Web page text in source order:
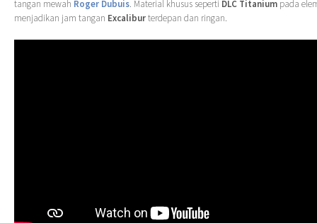
tangan mewah Roger Dubuis. Material khusus seperti DLC Titanium pada
menjadikan jam tangan Excaliburterdepan dan ringan.